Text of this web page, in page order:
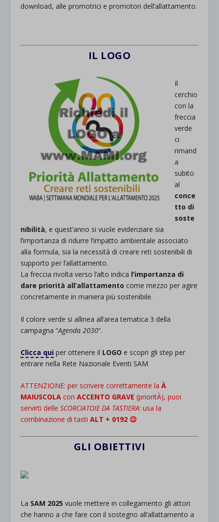
download, alle promotrici e promotori dell’allattamento.
IL LOGO
Il
cerchio
con la
freccia
verde
ci
rimand
a
subito
al
conce
tto di
soste
nibilità, e quest’anno si vuole evidenziare sia
l’importanza di ridurre l’impatto ambientale associato
alla formula, sia la necessità di creare reti sostenibili di
supporto per l’allattamento.
La freccia rivolta verso l’alto indica l’importanza di
dare priorità all’allattamento come mezzo per agire
concretamente in maniera più sostenibile.
Il colore verde si allinea all’area tematica 3 della
campagna “Agenda 2030“.
Clicca qui per ottenere il LOGO e scopri gli step per
entrare nella Rete Nazionale Eventi SAM
ATTENZIONE: per scrivere correttamente laÀ
MAIUSCOLA conACCENTO GRAVE (prioritÀ), puoi
servirti delleSCORCIATOIE DA TASTIERA: usa la
combinazione di tastiALT + 0192 😉
GLI OBIETTIVI
La SAM 2025 vuole mettere in collegamento gli attori
che hanno a che fare con il sostegno all’allattamento a